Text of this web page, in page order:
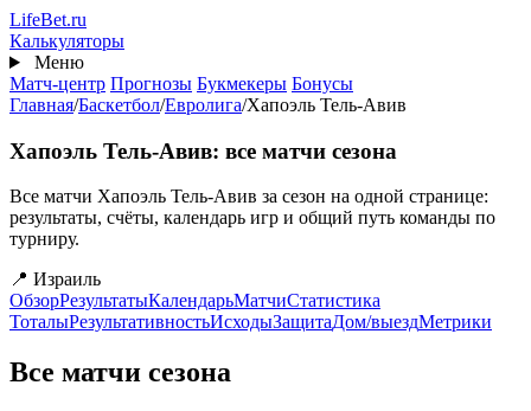
Перейти
к
основному
содержанию
LifeBet.ru
Калькуляторы
Меню
Матч-центр Прогнозы Букмекеры Бонусы
Главная/Баскетбол/Евролига/Хапоэль Тель-Авив
Хапоэль Тель-Авив: все матчи сезона
Все матчи Хапоэль Тель-Авив за сезон на одной странице:
результаты, счёты, календарь игр и общий путь команды по
турниру.
📍 Израиль
ОбзорРезультатыКалендарьМатчиСтатистика
ТоталыРезультативностьИсходыЗащитаДом/выездМетрики
Все матчи сезона